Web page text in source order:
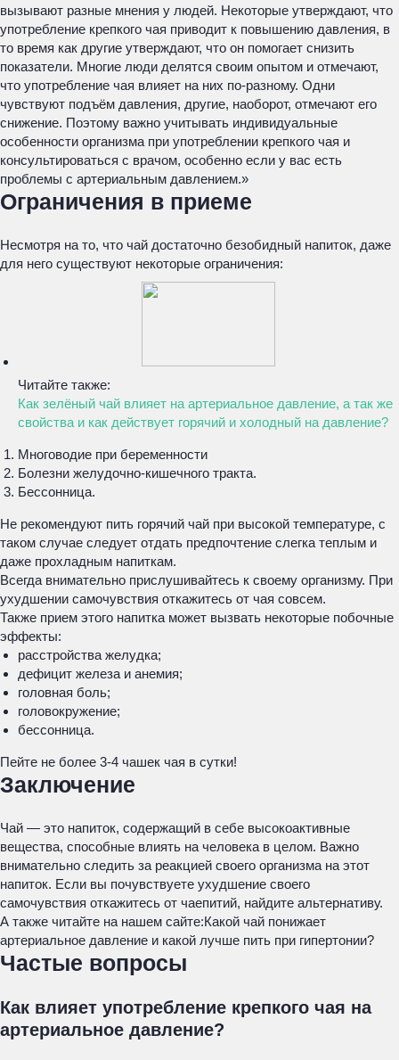
вызывают разные мнения у людей. Некоторые утверждают, что
употребление крепкого чая приводит к повышению давления, в
то время как другие утверждают, что он помогает снизить
показатели. Многие люди делятся своим опытом и отмечают,
что употребление чая влияет на них по-разному. Одни
чувствуют подъём давления, другие, наоборот, отмечают его
снижение. Поэтому важно учитывать индивидуальные
особенности организма при употреблении крепкого чая и
консультироваться с врачом, особенно если у вас есть
проблемы с артериальным давлением.»
Ограничения в приеме
Несмотря на то, что чай достаточно безобидный напиток, даже
для него существуют некоторые ограничения:
Читайте также:
Как зелёный чай влияет на артериальное давление, а так же
свойства и как действует горячий и холодный на давление?
Многоводие при беременности
Болезни желудочно-кишечного тракта.
Бессонница.
Не рекомендуют пить горячий чай при высокой температуре, с
таком случае следует отдать предпочтение слегка теплым и
даже прохладным напиткам.
Всегда внимательно прислушивайтесь к своему организму. При
ухудшении самочувствия откажитесь от чая совсем.
Также прием этого напитка может вызвать некоторые побочные
эффекты:
расстройства желудка;
дефицит железа и анемия;
головная боль;
головокружение;
бессонница.
Пейте не более 3-4 чашек чая в сутки!
Заключение
Чай — это напиток, содержащий в себе высокоактивные
вещества, способные влиять на человека в целом. Важно
внимательно следить за реакцией своего организма на этот
напиток. Если вы почувствуете ухудшение своего
самочувствия откажитесь от чаепитий, найдите альтернативу.
А также читайте на нашем сайте:Какой чай понижает
артериальное давление и какой лучше пить при гипертонии?
Частые вопросы
Как влияет употребление крепкого чая на
артериальное давление?